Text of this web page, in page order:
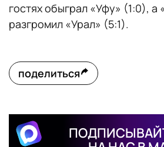
гостях обыграл «Уфу» (1:0), а
разгромил «Урал» (5:1).
поделиться